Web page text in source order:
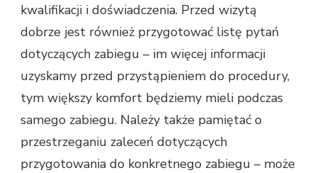
kwalifikacji i doświadczenia. Przed wizytą
dobrze jest również przygotować listę pytań
dotyczących zabiegu – im więcej informacji
uzyskamy przed przystąpieniem do procedury,
tym większy komfort będziemy mieli podczas
samego zabiegu. Należy także pamiętać o
przestrzeganiu zaleceń dotyczących
przygotowania do konkretnego zabiegu – może